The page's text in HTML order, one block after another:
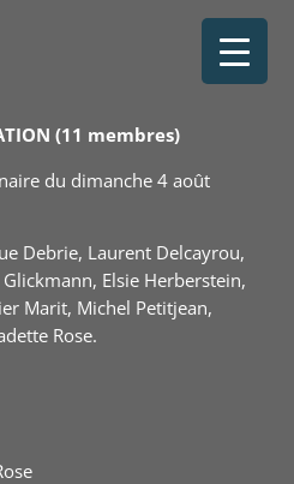
(11 membres)
du dimanche 4 août
Debrie, Laurent Delcayrou,
Elsie Herberstein,
Marit, Michel Petitjean,
Rose.